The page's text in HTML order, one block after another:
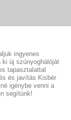
ingyenes
új szúnyoghálóját
tapasztalattal
és javítás Kisbér
igénybe venni a
segítünk!